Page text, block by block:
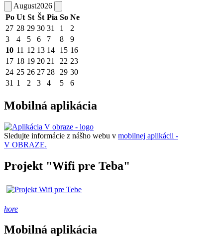
August2026
Po Ut St Št Pia So Ne
27 28 29 30 31 1
2
3
4 5 6 7 8
9
10 11 12 13 14 15 16
17 18 19 20 21 22 23
24 25 26 27 28 29 30
31 1 2 3 4 5 6
Mobilná aplikácia
Sledujte informácie z nášho webu v mobilnej aplikácii -
V OBRAZE.
Projekt "Wifi pre Teba"
hore
Mobilná aplikácia